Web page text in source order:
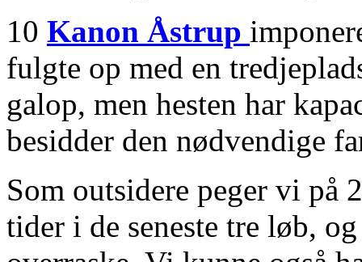
10 Kanon Åstrup
fulgte op med en
galop, men hesten har
besidder den nødvendige
Som outsidere peger vi på
tider i de seneste tre løb,